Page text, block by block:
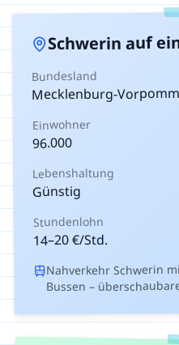
Schwerin auf
Bundesland
Mecklenburg-
Einwohner
96.000
Lebenshaltung
Günstig
Stundenlohn
14–20€/Std.
Nahverkehr Schwerin
Bussen –